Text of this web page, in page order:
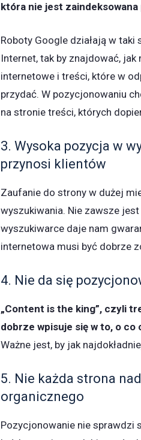
która nie jest
Roboty Google działają w taki
Internet, tak by znajdować,
internetowe i treści, które w
przydać. W pozycjonowaniu
na stronie treści, których
3. Wysoka pozycja w
przynosi klientów
Zaufanie do strony w dużej
wyszukiwania. Nie zawsze
wyszukiwarce daje nam
internetowa musi być dobrze
4. Nie da się
„Content is the king”, czyli
dobrze wpisuje się w to, o
Ważne jest, by jak
5. Nie każda strona
organicznego
Pozycjonowanie nie sprawdzi